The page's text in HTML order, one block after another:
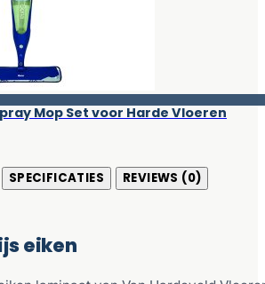
Mop Set voor Harde Vloeren
SPECIFICATIES
REVIEWS (0)
eiken